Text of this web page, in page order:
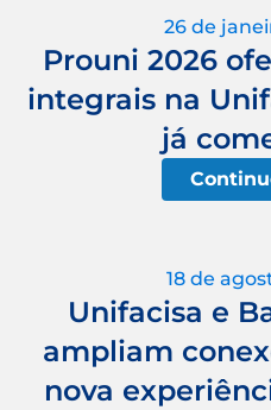
26 de
Prouni 2026
integrais na
já
18 de
Unifacisa e
ampliam
nova